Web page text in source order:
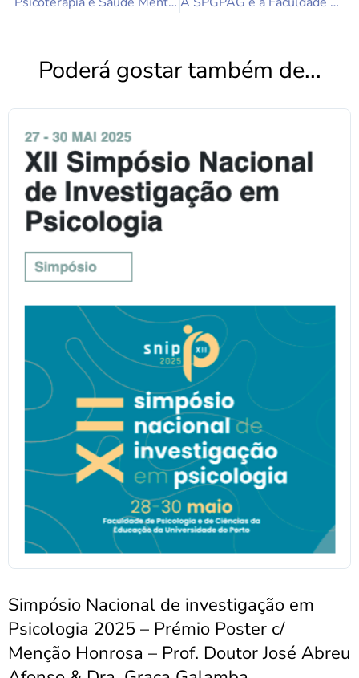
Poderá gostar também de...
Simpósio Nacional de investigação em
Psicologia 2025 – Prémio Poster c/
Menção Honrosa – Prof. Doutor José Abreu